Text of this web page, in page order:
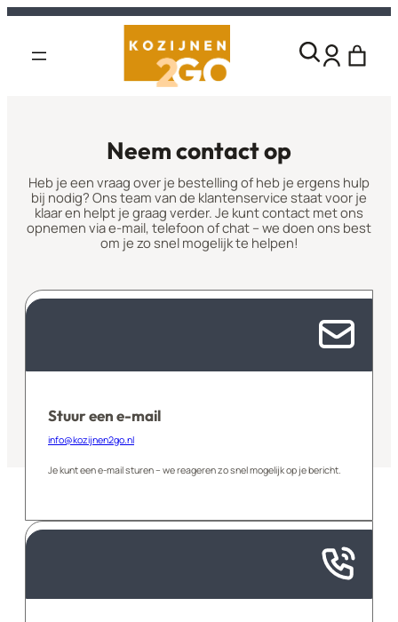
Neem contact op
Heb je een vraag over je bestelling of heb je ergens hulp
bij nodig? Ons team van de klantenservice staat voor je
klaar en helpt je graag verder. Je kunt contact met ons
opnemen via e-mail, telefoon of chat – we doen ons best
om je zo snel mogelijk te helpen!
Stuur een e-mail
info@kozijnen2go.nl
Je kunt een e-mail sturen – we reageren zo snel mogelijk op je bericht.